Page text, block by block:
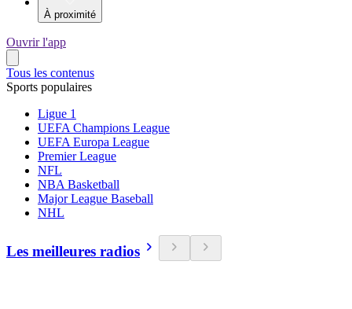
À proximité
Ouvrir l'app
Tous les contenus
Sports populaires
Ligue 1
UEFA Champions League
UEFA Europa League
Premier League
NFL
NBA Basketball
Major League Baseball
NHL
Les meilleures radios